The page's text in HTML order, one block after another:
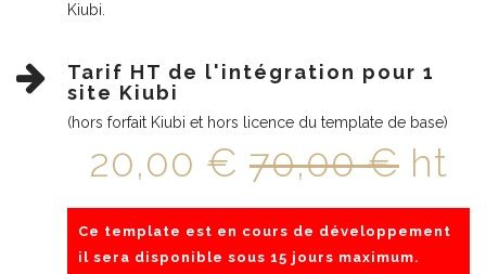
Kiubi.
Tarif HT de l'intégration pour 1
site Kiubi
(hors forfait Kiubi et hors licence du template de base)
20,00 € 70,00 € ht
Ce template est en cours de développement
il sera disponible sous 15 jours maximum.